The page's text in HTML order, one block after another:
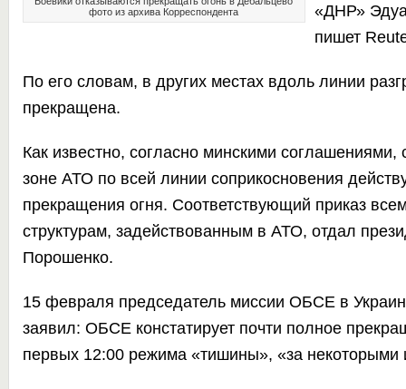
фото из архива Корреспондента
«ДНР»
пишет
По его словам, в других местах вдоль линии
прекращена.
Как известно, согласно минскими
зоне АТО по всей линии соприкосновения
прекращения огня. Соответствующий приказ
структурам, задействованным в АТО, отдал
Порошенко.
15 февраля председатель миссии ОБСЕ в
заявил: ОБСЕконстатирует почти полное
первых 12:00 режима «тишины», «за некоторыми